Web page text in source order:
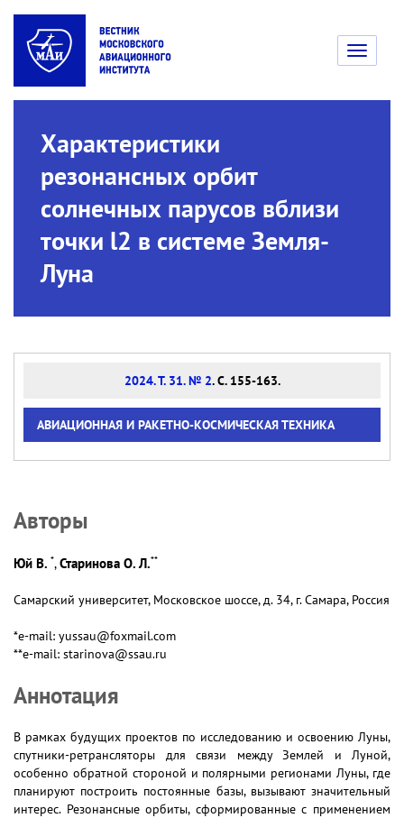
Toggle
Характеристики
резонансных орбит
солнечных парусов вблизи
точки l2 в системе Земля-
Луна
2024. Т. 31. № 2. С. 155-163.
АВИАЦИОННАЯ И РАКЕТНО-КОСМИЧЕСКАЯ ТЕХНИКА
Авторы
Юй В. *,Старинова О. Л.**
Самарский университет, Московское шоссе, д. 34, г. Самара, Россия
*e-mail: yussau@foxmail.com
**e-mail: starinova@ssau.ru
Аннотация
В рамках будущих проектов по исследованию и освоению Луны,
спутники-ретрансляторы для связи между Землей и Луной,
особенно обратной стороной и полярными регионами Луны, где
планируют построить постоянные базы, вызывают значительный
интерес. Резонансные орбиты, сформированные с применением